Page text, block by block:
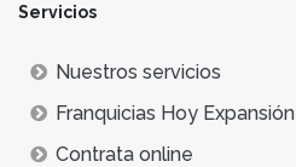
Servicios
Nuestros servicios
Franquicias Hoy Expansión
Contrata online